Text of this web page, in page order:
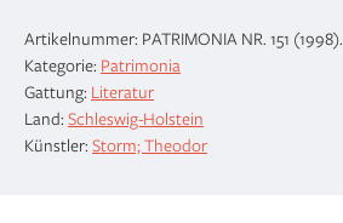
aus
dem
Nachlaß
von
Ernst
Artikelnummer: PATRIMONIA NR. 151 (1998).
Kategorie: Patrimonia
Gattung: Literatur
Land: Schleswig-Holstein
Künstler: Storm; Theodor